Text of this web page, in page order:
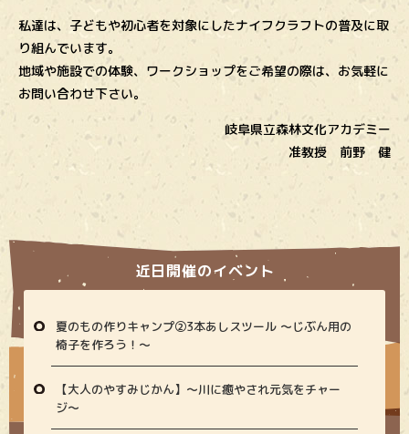
私達は、子どもや初心者を対象にしたナイフクラフトの普及に取
り組んでいます。
地域や施設での体験、ワークショップをご希望の際は、お気軽に
お問い合わせ下さい。
岐阜県立森林文化アカデミー
准教授 前野 健
近日開催のイベント
夏のもの作りキャンプ②3本あしスツール ～じぶん用の
椅子を作ろう！～
【大人のやすみじかん】〜川に癒やされ元気をチャー
ジ〜